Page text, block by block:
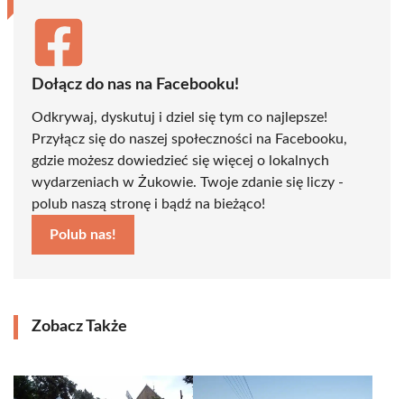
Dołącz do nas na Facebooku!
Odkrywaj, dyskutuj i dziel się tym co najlepsze!
Przyłącz się do naszej społeczności na Facebooku,
gdzie możesz dowiedzieć się więcej o lokalnych
wydarzeniach w Żukowie. Twoje zdanie się liczy -
polub naszą stronę i bądź na bieżąco!
Polub nas!
Zobacz Także